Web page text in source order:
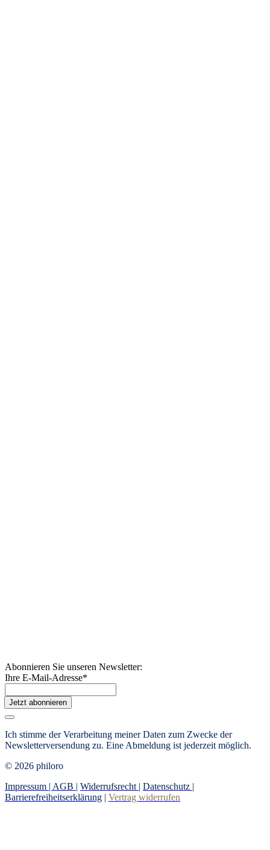
Abonnieren Sie unseren Newsletter:
Ihre E-Mail-Adresse*
Jetzt abonnieren
Ich stimme der Verarbeitung meiner Daten zum Zwecke der
Newsletterversendung zu. Eine Abmeldung ist jederzeit möglich.
© 2026 philoro
Impressum | AGB | Widerrufsrecht | Datenschutz |
Barrierefreiheitserklärung | Vertrag widerrufen